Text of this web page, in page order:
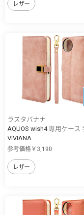
レザー
ラスタバナナ
AQUOS wish4 専用ケース
VIVIANA...
参考価格￥3,190
レザー